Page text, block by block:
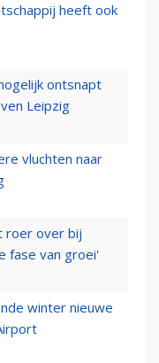
heeft ook
ontsnapt
Leipzig
vluchten naar
roer over bij
fase van groei'
winter nieuwe